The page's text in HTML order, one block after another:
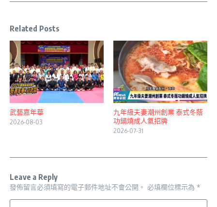
Related Posts
武藝嘉年華
2026-08-03
九年級夫妻潮州創業 泰式冬蔭
功鍋燒成人氣招牌
2026-07-31
Leave a Reply
發佈留言必須填寫的電子郵件地址不會公開。 必填欄位標示為 *